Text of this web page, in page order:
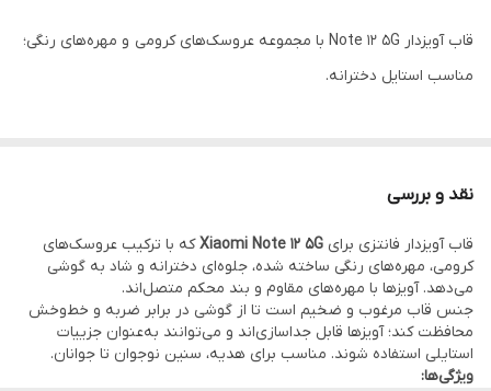
قاب آویزدار Note 12 5G با مجموعه عروسک‌های کرومی و مهره‌های رنگی؛
مناسب استایل دخترانه.
نقد و بررسی
قاب آویزدار فانتزی برای Xiaomi Note 12 5Gکه با ترکیب عروسک‌های
کرومی، مهره‌های رنگی ساخته شده، جلوه‌ای دخترانه و شاد به گوشی
می‌دهد. آویزها با مهره‌های مقاوم و بند محکم متصل‌اند.
جنس قاب مرغوب و ضخیم است تا از گوشی در برابر ضربه و خط‌وخش
محافظت کند؛ آویزها قابل جداسازی‌اند و می‌توانند به‌عنوان جزییات
استایلی استفاده شوند. مناسب برای هدیه، سنین نوجوان تا جوانان.
ویژگی‌ها: